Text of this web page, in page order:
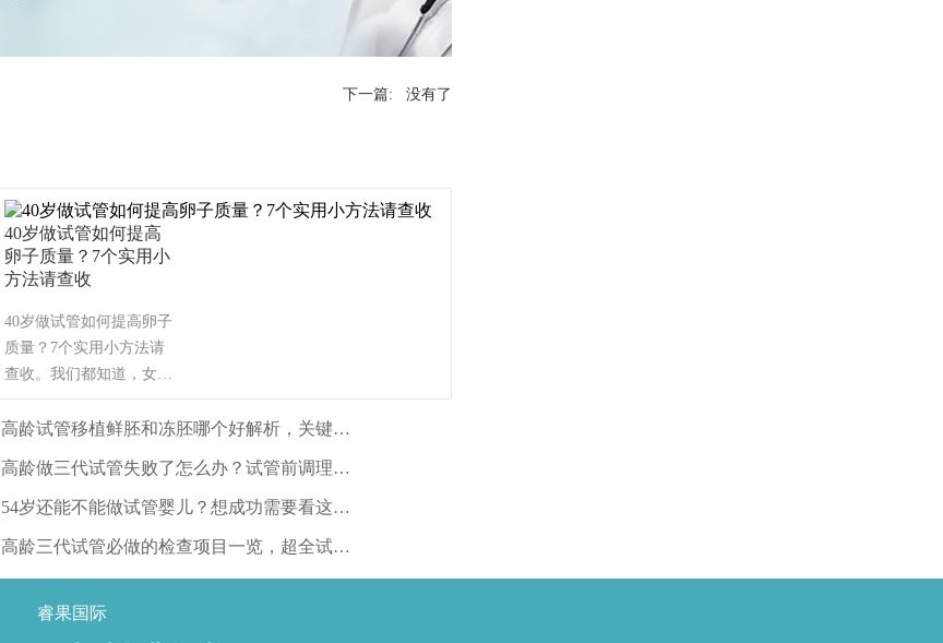
下一篇: 没有了
40岁做试管如何提高
卵子质量？7个实用小
方法请查收
40岁做试管如何提高卵子
质量？7个实用小方法请
查收。我们都知道，女性
较佳的时间段，但随着年
力会逐渐的下降，怀孕也
会变得比较困难。所以有
婴儿来助孕，那么，40岁
的女性做试管应该如何提
高卵子质量呢？
高龄试管移植鲜胚和冻胚哪个好解析，关键看身体状态
高龄做三代试管失败了怎么办？试管前调理很重要！
54岁还能不能做试管婴儿？想成功需要看这些指标
高龄三代试管必做的检查项目一览，超全试管攻略速看
睿果国际